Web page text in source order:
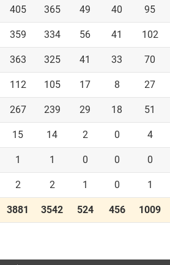
405 365 49 40 95
359 334 56 41 102
363 325 41 33 70
112 105 17 8 27
267 239 29 18 51
15 14 2 0 4
1 1 0 0 0
2 2 1 0 1
3881 3542 524 456 1009